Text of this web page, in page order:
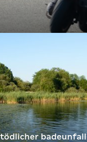
badeunfall